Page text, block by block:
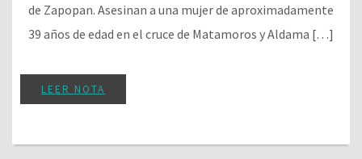
de Zapopan. Asesinan a una mujer de aproximadamente
39 años de edad en el cruce de Matamoros y Aldama […]
LEER NOTA